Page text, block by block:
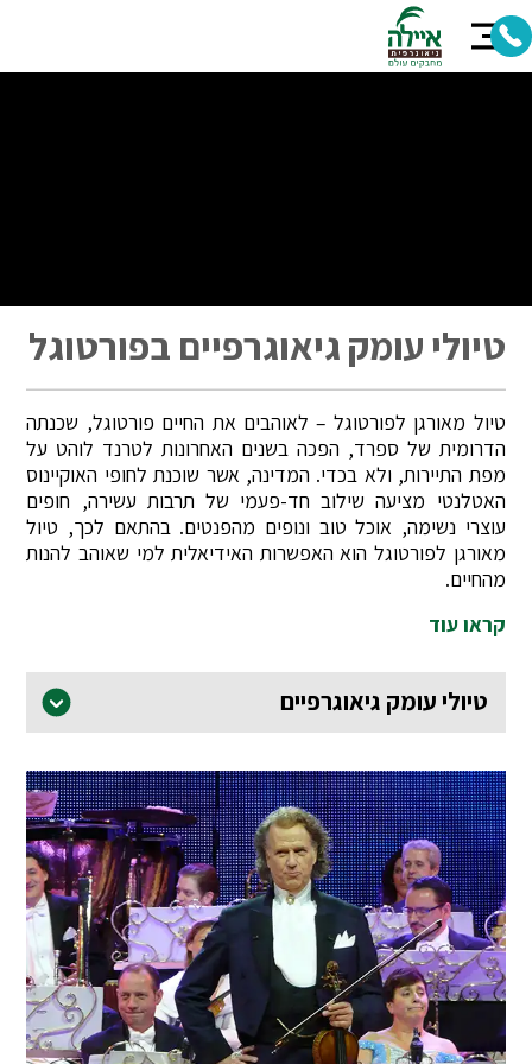
טיולי עומק גיאוגרפיים בפורטוגל
טיול מאורגן לפורטוגל – לאוהבים את החיים פורטוגל, שכנתה
הדרומית של ספרד, הפכה בשנים האחרונות לטרנד לוהט על
מפת התיירות, ולא בכדי. המדינה, אשר שוכנת לחופי האוקיינוס
האטלנטי מציעה שילוב חד-פעמי של תרבות עשירה, חופים
עוצרי נשימה, אוכל טוב ונופים מהפנטים. בהתאם לכך, טיול
מאורגן לפורטוגל הוא האפשרות האידיאלית למי שאוהב להנות
מהחיים.
קראו עוד
טיולי עומק גיאוגרפיים